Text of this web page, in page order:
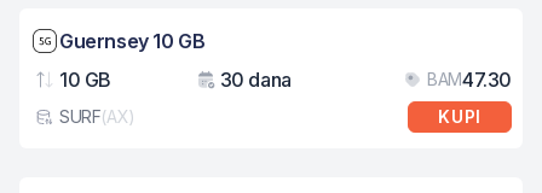
Brzina mreže: 5G
Guernsey 10 GB
Podaci
10 GB
Važenje
30 dana BAM47.30
Tip eSIM kartice
SURF(AX) KUPI